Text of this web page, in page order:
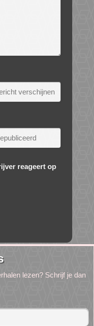
reageert op
lezen? Schrijf je dan